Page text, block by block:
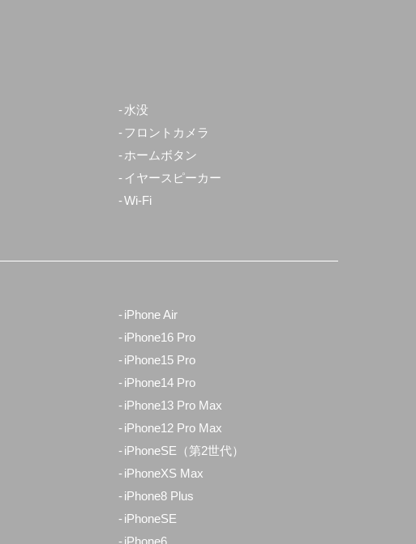
水没
フロントカメラ
ホームボタン
イヤースピーカー
Wi-Fi
iPhone Air
iPhone16 Pro
iPhone15 Pro
iPhone14 Pro
iPhone13 Pro Max
iPhone12 Pro Max
iPhoneSE（第2世代）
iPhoneXS Max
iPhone8 Plus
iPhoneSE